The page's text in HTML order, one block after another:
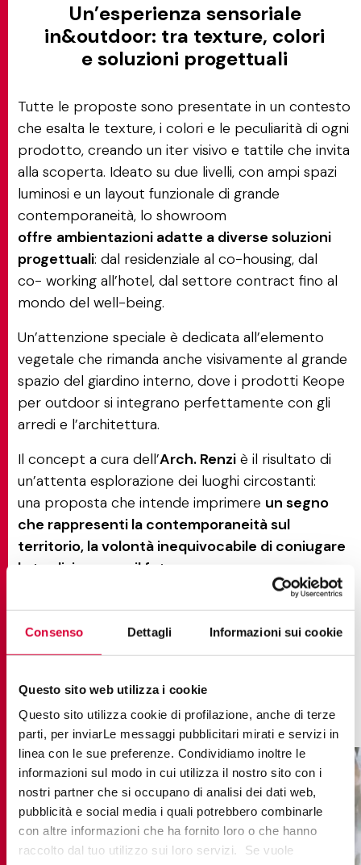
Consenso Dettagli Informazioni sui cookie
Questo sito web utilizza i cookie
Questo sito utilizza cookie di profilazione, anche di terze
parti, per inviarLe messaggi pubblicitari mirati e servizi in
linea con le sue preferenze. Condividiamo inoltre le
informazioni sul modo in cui utilizza il nostro sito con i
nostri partner che si occupano di analisi dei dati web,
pubblicità e social media i quali potrebbero combinarle
con altre informazioni che ha fornito loro o che hanno
raccolto dal tuo utilizzo sui loro servizi. Se vuole
Un’esperienza sensoriale
in&outdoor: tra texture, colori
e soluzioni progettuali
Tutte le proposte sono presentate in un contesto
che esalta le texture, i colori e le peculiarità di ogni
prodotto, creando un iter visivo e tattile che invita
alla scoperta. Ideato su due livelli, con ampi spazi
luminosi e un layout funzionale di grande
contemporaneità, lo showroom
offre ambientazioni adatte a diverse soluzioni
progettuali: dal residenziale al co-housing, dal
co- working all’hotel, dal settore contract fino al
mondo del well-being.
Un’attenzione speciale è dedicata all’elemento
vegetale che rimanda anche visivamente al grande
spazio del giardino interno, dove i prodotti Keope
per outdoor si integrano perfettamente con gli
arredi e l’architettura.
Il concept a cura dell’Arch. Renzi è il risultato di
un’attenta esplorazione dei luoghi circostanti:
una proposta che intende imprimere un segno
che rappresenti la contemporaneità sul
territorio, la volontà inequivocabile di coniugare
la tradizione con il futuro
professionisti del settore, architetti, designer e
offrire un'esperienza unica di esplorazione e
creatività.